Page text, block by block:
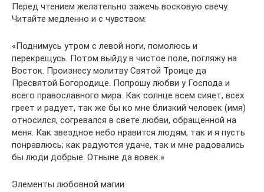
Перед чтением желательно зажечь восковую свечу.
Читайте медленно и с чувством:
«Поднимусь утром с левой ноги, помолюсь и
перекрещусь. Потом выйду в чистое поле, погляжу на
Восток. Произнесу молитву Святой Троице да
Пресвятой Богородице. Попрошу любви у Господа и
всего православного мира. Как солнце всем сияет, всех
греет и радует, так же бы ко мне близкий человек (имя)
относился, согревался в свете любви, обращенной на
меня. Как звездное небо нравится людям, так и я пусть
понравлюсь; как радуются удаче, так и мне радовались
бы люди добрые. Отныне да вовек.»
Элементы любовной магии